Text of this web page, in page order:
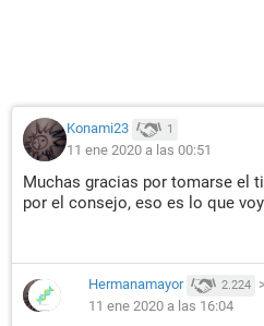
Konami23 1
11 ene 2020 a las 00:51
Muchas gracias por tomarse el
por el consejo, eso es lo que
Hermanamayor 2.224 >
11 ene 2020 a las 16:04